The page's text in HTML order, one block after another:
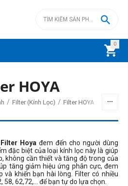
0


3870000đ
HOYA
/ Filter (Kính Lọc) / Filter HOYA
Filter Hoya đem đến cho người dùng
đặc biệt của loại kính lọc này là giúp
không cần thiết và tăng độ trong của
tăng giảm hiệu ứng phân cực, đem
và khiến bạn hài lòng. Filter có nhiều
62,72,... để bạn tự do lựa chọn.